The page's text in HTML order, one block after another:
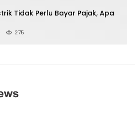
Tidak Perlu Bayar Pajak, Apa
275